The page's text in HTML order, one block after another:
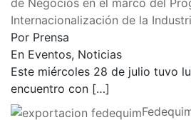
de Negocios en el marco del
Internacionalización de la
Por Prensa
En Eventos, Noticias
Este miércoles 28 de julio tuvo
encuentro con […]